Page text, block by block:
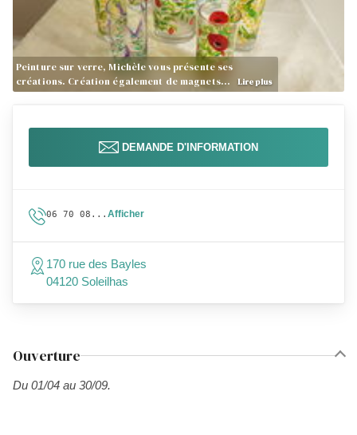
Peinture sur verre, Michèle vous présente ses
créations. Création également de magnets…
Lire plus
Ouverture
Du 01/04 au 30/09.
DEMANDE D'INFORMATION
06 70 08... Afficher
170 rue des Bayles
04120 Soleilhas